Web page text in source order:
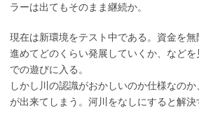
ラーは出てもそのまま継続か。
現在は新環境をテスト中である。資金を
進めてどのくらい発展していくか、など
での遊びに入る。
しかし川の認識がおかしいのか仕様なの
が出来てしまう。河川をなしにすると解決